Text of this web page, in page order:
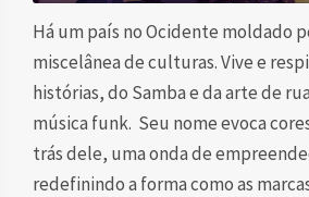
Há um país no Ocidente moldado
miscelânea de culturas. Vive e
histórias, do Samba e da arte de
música funk. Seu nome evoca
trás dele, uma onda de
redefinindo a forma como as